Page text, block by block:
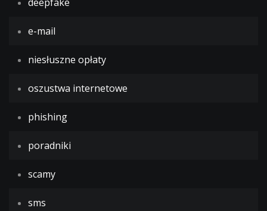
e-mail
niesłuszne opłaty
oszustwa internetowe
phishing
poradniki
scamy
sms